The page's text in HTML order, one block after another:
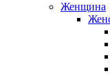
Женщина